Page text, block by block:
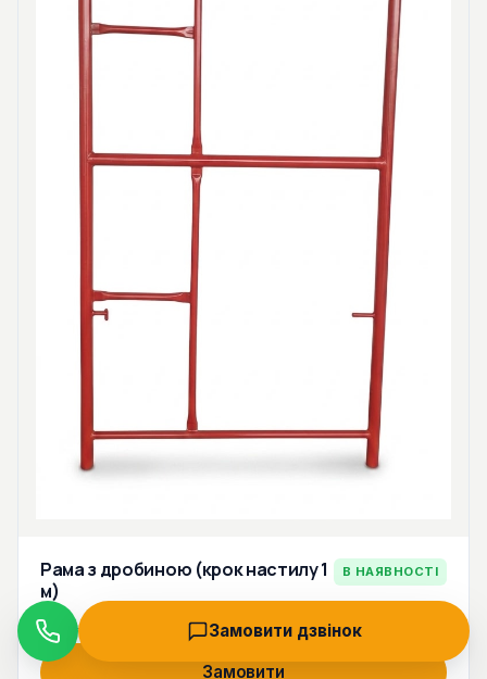
Рама з дробиною (крок настилу 1
м)
В НАЯВНОСТІ
1 560 грн 1 300 грн
Замовити
Дзвінок
Замовити дзвінок